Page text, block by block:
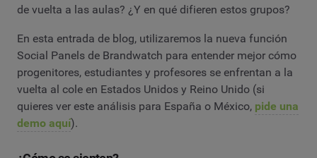
de vuelta a las aulas? ¿Y en qué difieren estos grupos?
En esta entrada de blog, utilizaremos la nueva función
Social Panels de Brandwatch para entender mejor cómo
progenitores, estudiantes y profesores se enfrentan a la
vuelta al cole en Estados Unidos y Reino Unido (si
quieres ver este análisis para España o México, pide una
demo aquí).